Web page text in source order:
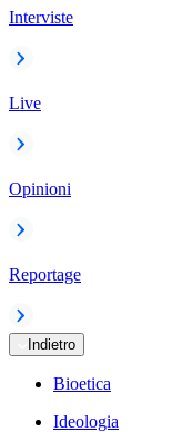
Interviste
Live
Opinioni
Reportage
Indietro
Bioetica
Ideologia